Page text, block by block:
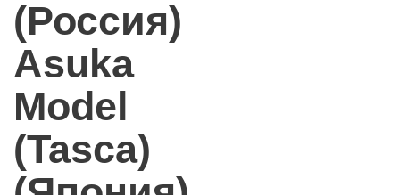
(Россия)
Asuka
Model
(Tasca)